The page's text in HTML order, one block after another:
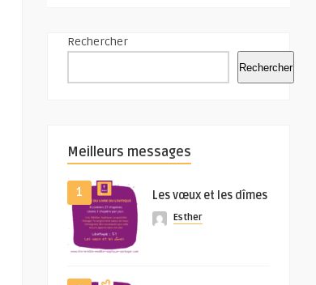
Rechercher
Rechercher
Meilleurs messages
1 Les vœux et les dîmes
Esther